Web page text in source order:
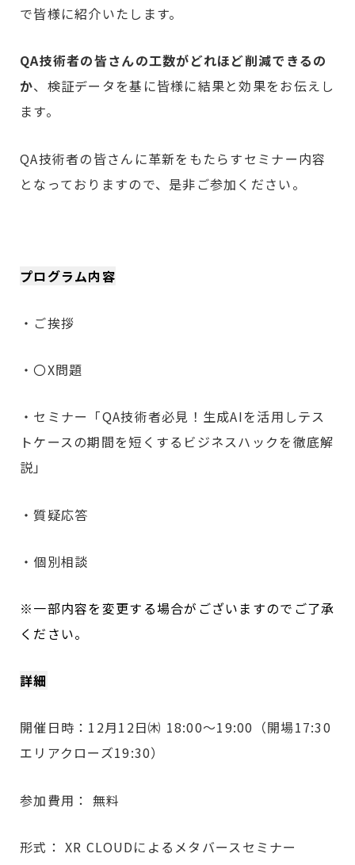
で皆様に紹介いたします。
QA技術者の皆さんの工数がどれほど削減できるの
か、検証データを基に皆様に結果と効果をお伝えし
ます。
QA技術者の皆さんに革新をもたらすセミナー内容
となっておりますので、是非ご参加ください。
プログラム内容
・ご挨拶
・〇X問題
・セミナー「QA技術者必見！生成AIを活用しテス
トケースの期間を短くするビジネスハックを徹底解
説」
・質疑応答
・個別相談
※一部内容を変更する場合がございますのでご了承
ください。
詳細
開催日時：12月12日㈭ 18:00〜19:00（開場17:30
エリアクローズ19:30）
参加費用： 無料
形式： XR CLOUDによるメタバースセミナー